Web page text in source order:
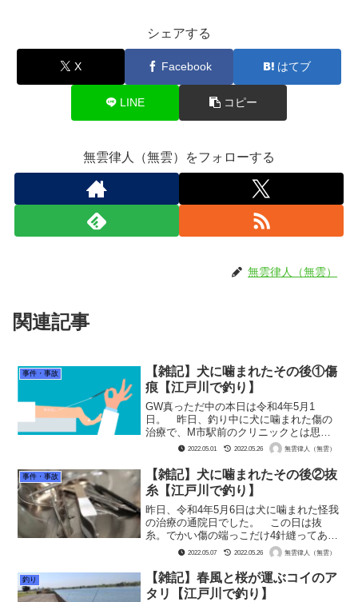
シェアする
X Facebook はてブ
LINE コピー
無雲律人（無雲）をフォローする
無雲律人（無雲）
関連記事
事件・事故
【雑記】犬に噛まれたその後①傷
痕【江戸川で釣り】
GW真っただ中の本日は令和4年5月1
日。 昨日、釣り中に犬に噛まれた傷の
治療で、M市駅前のクリニックとは思え
ないでかい病院に行って参りました。
母体となる大きな病院。基本入院専門ら
しく、外来は駅前のでっか...
2022.05.01 2022.05.26 無雲律人（無雲）
事件・事故
【雑記】犬に噛まれたその後②抜
糸【江戸川で釣り】
昨日、令和4年5月6日は犬に噛まれた怪我
の治療の通院日でした。 この日は抜
糸。でかい傷の端っこだけ4針縫ってあっ
て、真ん中はバイ菌を出すために敢えて
傷を開かせたままだったのです。 この
日は、この間の女医さんではなかった。
そこそこ若めのはきは...
2022.05.07 2022.05.26 無雲律人（無雲）
釣り
【雑記】春風と桜が運ぶコイのア
タリ【江戸川で釣り】